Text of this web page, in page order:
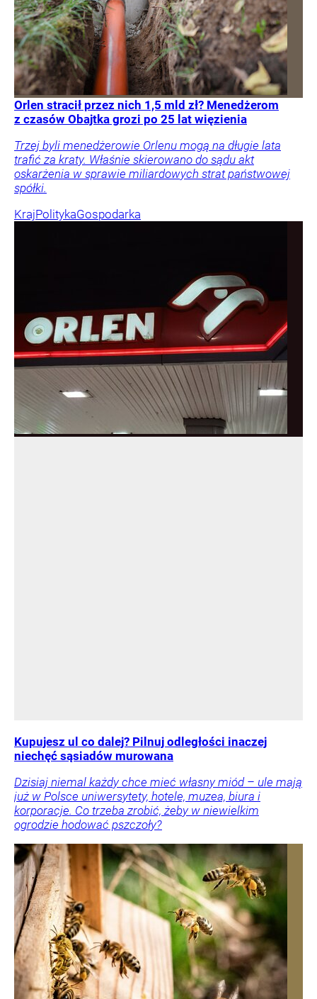
Orlen stracił przez nich 1,5 mld zł? Menedżerom
z czasów Obajtka grozi po 25 lat więzienia
Trzej byli menedżerowie Orlenu mogą na długie lata
trafić za kraty. Właśnie skierowano do sądu akt
oskarżenia w sprawie miliardowych strat państwowej
spółki.
KrajPolitykaGospodarka
Kupujesz ul co dalej? Pilnuj odległości inaczej
niechęć sąsiadów murowana
Dzisiaj niemal każdy chce mieć własny miód – ule mają
już w Polsce uniwersytety, hotele, muzea, biura i
korporacje. Co trzeba zrobić, żeby w niewielkim
ogrodzie hodować pszczoły?